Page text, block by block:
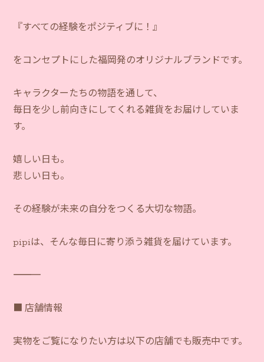
『すべての経験をポジティブに！』
をコンセプトにした福岡発のオリジナルブランドです。
キャラクターたちの物語を通して、
毎日を少し前向きにしてくれる雑貨をお届けしていま
す。
嬉しい日も。
悲しい日も。
その経験が未来の自分をつくる大切な物語。
pipiは、そんな毎日に寄り添う雑貨を届けています。
―――――――――――
■ 店舗情報
実物をご覧になりたい方は以下の店舗でも販売中です。